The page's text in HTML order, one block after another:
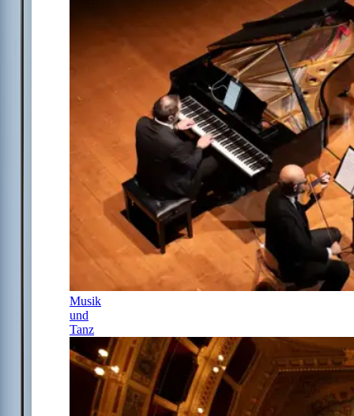
Musik
und
Tanz